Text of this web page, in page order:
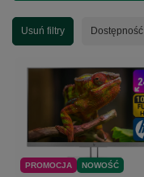
Usuń filtry Usuń filtr
Dostępność
PROMOCJA NOWOŚĆ